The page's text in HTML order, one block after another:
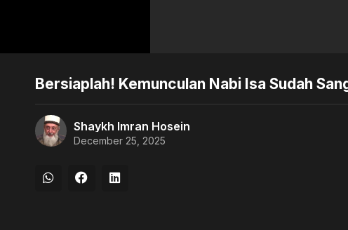
Bersiaplah! Kemunculan Nabi Isa Sudah
Shaykh Imran Hosein
December 25, 2025